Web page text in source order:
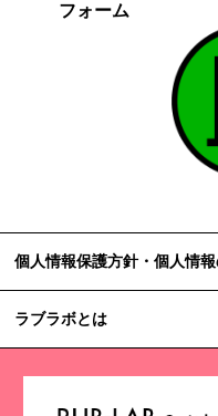
フォーム
個人情報保護方針・個人情
ラブラボとは